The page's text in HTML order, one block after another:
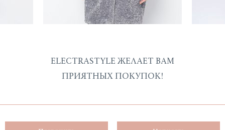
ELECTRASTYLE ЖЕЛАЕТ ВАМ
ПРИЯТНЫХ ПОКУПОК!